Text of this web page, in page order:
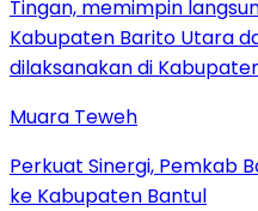
Muara Teweh
Perkuat Sinergi, Pemkab
ke Kabupaten Bantul